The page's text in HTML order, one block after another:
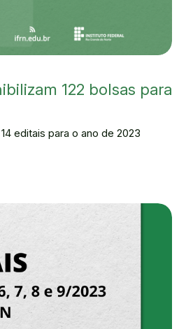
122 bolsas para
editais para o ano de 2023